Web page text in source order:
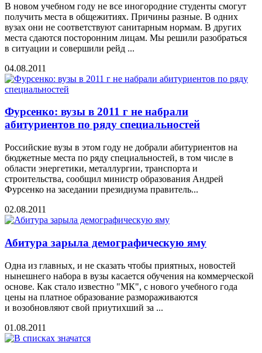
В новом учебном году не все иногородние студенты смогут
получить места в общежитиях. Причины разные. В одних
вузах они не соответствуют санитарным нормам. В других
места сдаются посторонним лицам. Мы решили разобраться
в ситуации и совершили рейд ...
04.08.2011
Фурсенко: вузы в 2011 г не набрали
абитуриентов по ряду специальностей
Российские вузы в этом году не добрали абитуриентов на
бюджетные места по ряду специальностей, в том числе в
области энергетики, металлургии, транспорта и
строительства, сообщил министр образования Андрей
Фурсенко на заседании президиума правитель...
02.08.2011
Абитура зарыла демографическую яму
Одна из главных, и не сказать чтобы приятных, новостей
нынешнего набора в вузы касается обучения на коммерческой
основе. Как стало известно "МК", с нового учебного года
цены на платное образование размораживаются
и возобновляют свой приутихший за ...
01.08.2011